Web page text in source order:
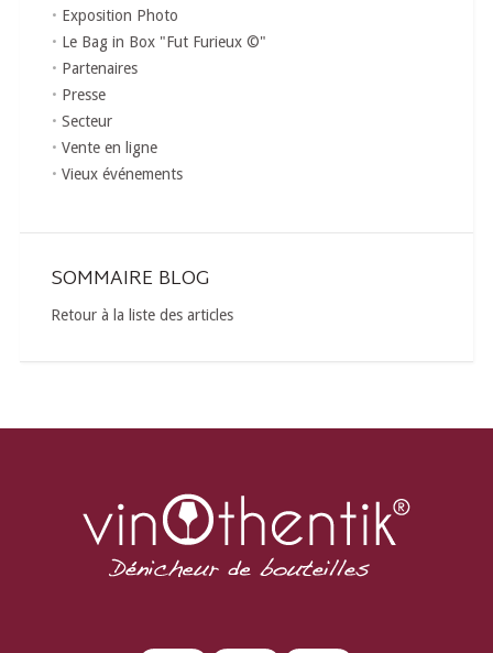
Exposition Photo
Le Bag in Box "Fut Furieux ©"
Partenaires
Presse
Secteur
Vente en ligne
Vieux événements
SOMMAIRE BLOG
Retour à la liste des articles